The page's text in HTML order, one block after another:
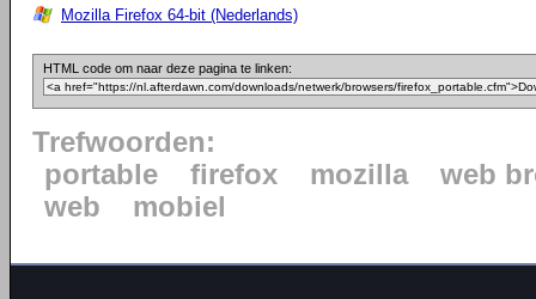
Mozilla Firefox 64-bit (Nederlands)
HTML code om naar deze pagina te linken:
Trefwoorden:
portable
firefox mozilla
web
web
mobiel